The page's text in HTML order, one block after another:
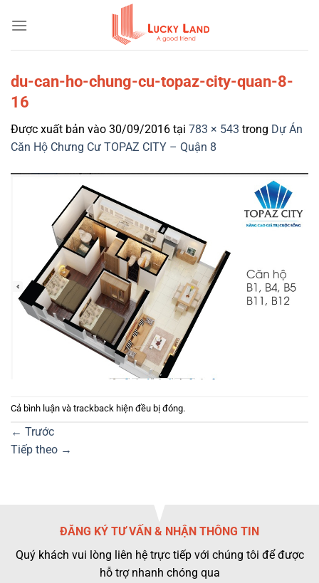
qua
du-can-ho-chung-cu-topaz-city-quan-8-
16
Được xuất bản vào 30/09/2016 tại 783 × 543 trong Dự Án
Căn Hộ Chưng Cư TOPAZ CITY – Quận 8
Cả bình luận và trackback hiện đều bị đóng.
← Trước
Tiếp theo →
ĐĂNG KÝ TƯ VẤN & NHẬN THÔNG TIN
Quý khách vui lòng liên hệ trực tiếp với chúng tôi để được
hỗ trợ nhanh chóng qua